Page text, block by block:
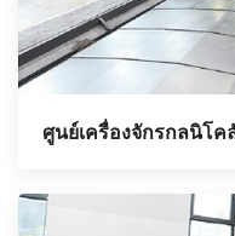
ศูนย์เครื่องจักรกลนิโ